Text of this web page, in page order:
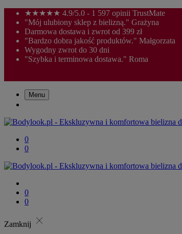
★★★★★ 4.9/5.0 - 1 597 opinii TrustMate
"Mój ulubiony sklep z bielizną." Grażyna
Darmowa dostawa i zwrot od 399 zł
"Bardzo dobra jakość produktów." Małgorzata
Wygodny zwrot do 30 dni
"Szybka i terminowa dostawa." Roma
Menu
0
0
0
0
Zamknij close